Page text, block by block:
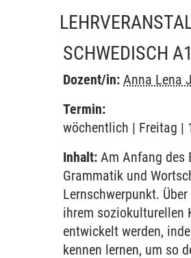
SCHWEDISCH A1
Dozent/in: Anna Lena
Termin:
wöchentlich | Freitag |
Inhalt: Am Anfang des
Grammatik und
Lernschwerpunkt.
ihrem soziokulturellen
entwickelt werden,
kennen lernen, um so